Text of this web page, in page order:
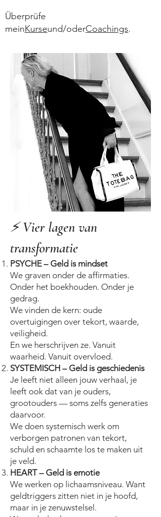
Überprüfe
meinKurseund/oderCoachings.
⚡ Vier lagen van
transformatie
PSYCHE – Geld is mindset
We graven onder de affirmaties.
Onder het boekhouden. Onder je
gedrag.
We vinden de kern: oude
overtuigingen over tekort, waarde,
veiligheid.
En we herschrijven ze. Vanuit
waarheid. Vanuit overvloed.
SYSTEMISCH – Geld is geschiedenis
Je leeft niet alleen jouw verhaal, je
leeft ook dat van je ouders,
grootouders — soms zelfs generaties
daarvoor.
We doen systemisch werk om
verborgen patronen van tekort,
schuld en schaamte los te maken uit
je veld.
HEART – Geld is emotie
We werken op lichaamsniveau. Want
geldtriggers zitten niet in je hoofd,
maar in je zenuwstelsel.